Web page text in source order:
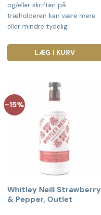
og/eller skriften på
træholderen kan være mere
eller mindre tydelig.
LÆG I KURV
-15%
Whitley Neill Strawberry
& Pepper, Outlet